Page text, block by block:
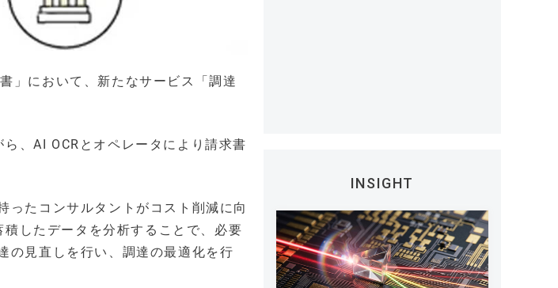
」において、新たなサービス「調達
、AI OCRとオペレータにより請求書
ったコンサルタントがコスト削減に向
したデータを分析することで、必要
の見直しを行い、調達の最適化を行
INSIGHT